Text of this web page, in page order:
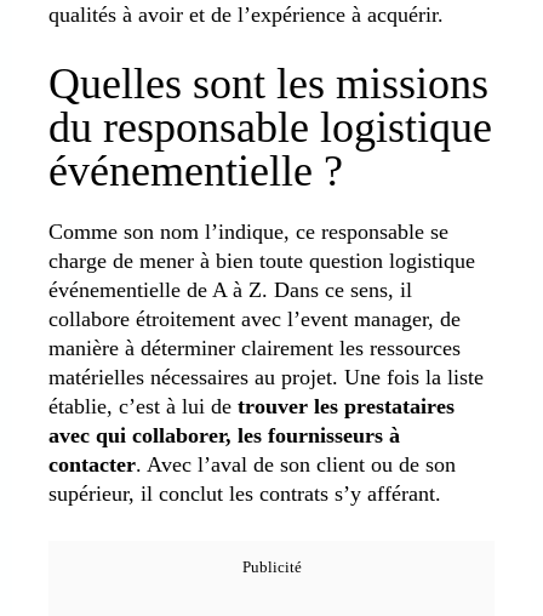
qualités à avoir et de l’expérience à acquérir.
Quelles sont les missions
du responsable logistique
événementielle ?
Comme son nom l’indique, ce responsable se
charge de mener à bien toute question logistique
événementielle de A à Z. Dans ce sens, il
collabore étroitement avec l’event manager, de
manière à déterminer clairement les ressources
matérielles nécessaires au projet. Une fois la liste
établie, c’est à lui de trouver les prestataires
avec qui collaborer, les fournisseurs à
contacter. Avec l’aval de son client ou de son
supérieur, il conclut les contrats s’y afférant.